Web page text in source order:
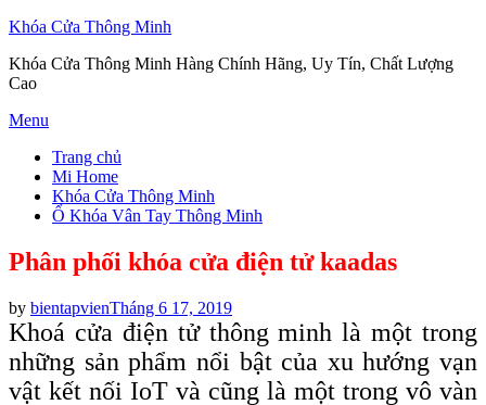
Khóa Cửa Thông Minh
Khóa Cửa Thông Minh Hàng Chính Hãng, Uy Tín, Chất Lượng
Cao
Skip
content
Menu
Trang chủ
Mi Home
Khóa Cửa Thông Minh
Ổ Khóa Vân Tay Thông Minh
Phân phối khóa cửa điện tử kaadas
by bientapvienPosted
on
Tháng 6 17, 2019
Khoá cửa điện tử thông minh là một trong
những sản phẩm nổi bật của xu hướng vạn
vật kết nối IoT và cũng là một trong vô vàn